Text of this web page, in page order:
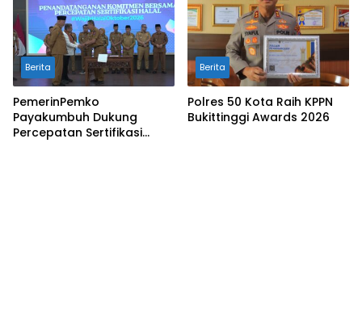
Berita
PemerinPemko
Payakumbuh Dukung
Percepatan Sertifikasi
Berita
Polres 50 Kota Raih KPPN
Bukittinggi Awards 2026